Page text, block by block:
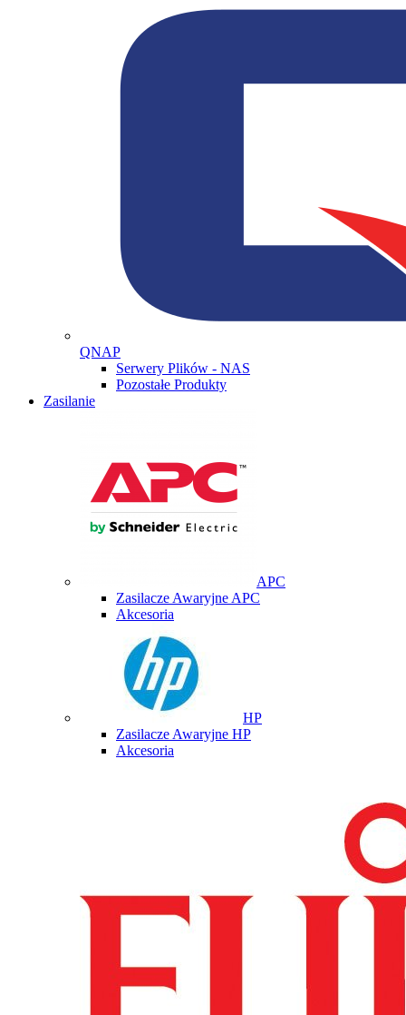
QNAP
Serwery Plików - NAS
Pozostałe Produkty
Zasilanie
APC
Zasilacze Awaryjne APC
Akcesoria
HP
Zasilacze Awaryjne HP
Akcesoria